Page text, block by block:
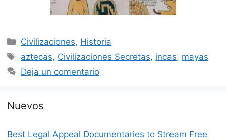
Categorías
Civilizaciones, Historia
Etiquetas
aztecas, Civilizaciones Secretas, incas, mayas
Deja un comentario
Nuevos
Best Legal Appeal Documentaries to Stream Free